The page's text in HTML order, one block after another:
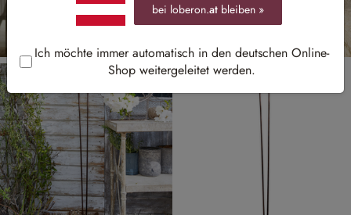
bei loberon.at bleiben »
Ich möchte immer automatisch in den deutschen Online-
Shop weitergeleitet werden.